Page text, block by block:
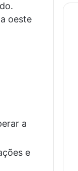
oeste
a
e